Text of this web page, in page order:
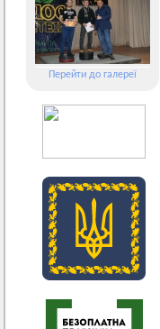
Перейти до галереї